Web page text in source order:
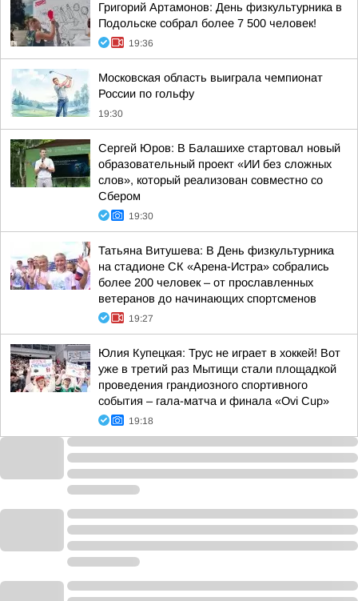
Григорий Артамонов: День физкультурника в
Подольске собрал более 7 500 человек!
19:36
Московская область выиграла чемпионат
России по гольфу
19:30
Сергей Юров: В Балашихе стартовал новый
образовательный проект «ИИ без сложных
слов», который реализован совместно со
Сбером
19:30
Татьяна Витушева: В День физкультурника
на стадионе СК «Арена-Истра» собрались
более 200 человек – от прославленных
ветеранов до начинающих спортсменов
19:27
Юлия Купецкая: Трус не играет в хоккей! Вот
уже в третий раз Мытищи стали площадкой
проведения грандиозного спортивного
события – гала-матча и финала «Ovi Cup»
19:18